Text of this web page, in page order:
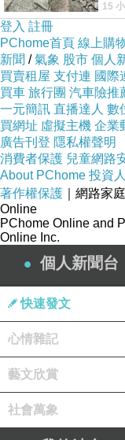
舒
15
登入 註冊
PChome首頁 線上購
新聞 /氣象 股市 個人
買賣租屋 支付連 國際
買車 旅行團 汽車險推
一元簡訊 直播達人 數
買網址 虛擬主機 企業
廣告刊登 隱私權聲明
消費者保護 兒童網路
About PChome 投資
著作權保護 ｜網路家
Online
PChome Online and
Online Inc.
個人新聞台
快速發文
心情雜記
藝文欣賞
社會萬象